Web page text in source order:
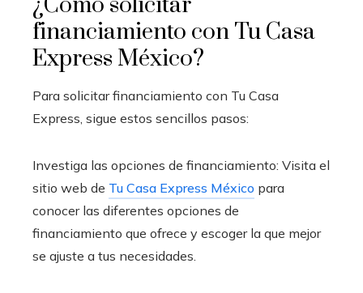
financiamiento con Tu Casa
Express México?
Para solicitar financiamiento con Tu Casa
Express, sigue estos sencillos pasos:
Investiga las opciones de financiamiento: Visita el
sitio web de Tu Casa Express México para
conocer las diferentes opciones de
financiamiento que ofrece y escoger la que mejor
se ajuste a tus necesidades.